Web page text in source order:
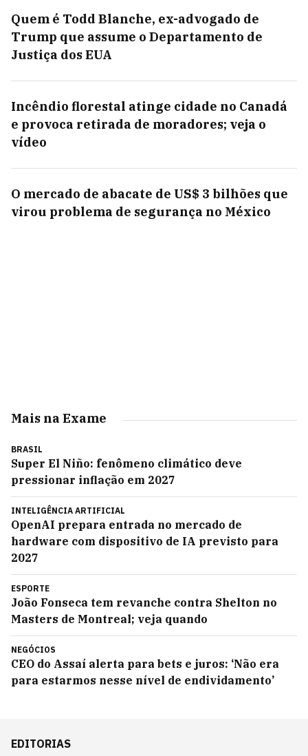
Quem é Todd Blanche, ex-advogado de
Trump que assume o Departamento de
Justiça dos EUA
Incêndio florestal atinge cidade no Canadá
e provoca retirada de moradores; veja o
vídeo
O mercado de abacate de US$ 3 bilhões que
virou problema de segurança no México
Mais na Exame
BRASIL
Super El Niño: fenômeno climático deve
pressionar inflação em 2027
INTELIGÊNCIA ARTIFICIAL
OpenAI prepara entrada no mercado de
hardware com dispositivo de IA previsto para
2027
ESPORTE
João Fonseca tem revanche contra Shelton no
Masters de Montreal; veja quando
NEGÓCIOS
CEO do Assaí alerta para bets e juros: ‘Não era
para estarmos nesse nível de endividamento’
EDITORIAS